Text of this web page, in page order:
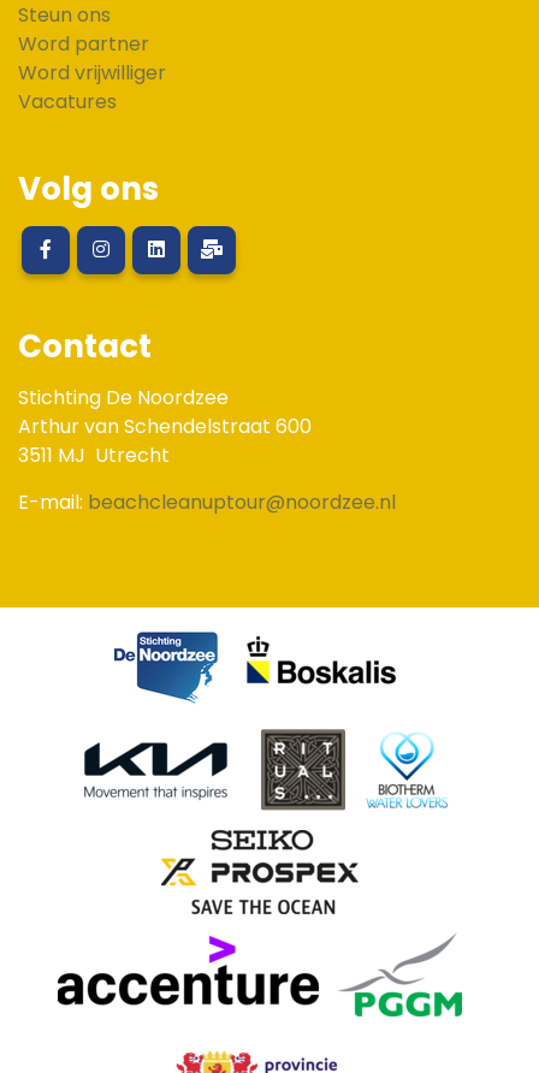
Steun ons
Word partner
Word vrijwilliger
Vacatures
Volg ons
Contact
Stichting De Noordzee
Arthur van Schendelstraat 600
3511 MJ Utrecht
E-mail: beachcleanuptour@noordzee.nl